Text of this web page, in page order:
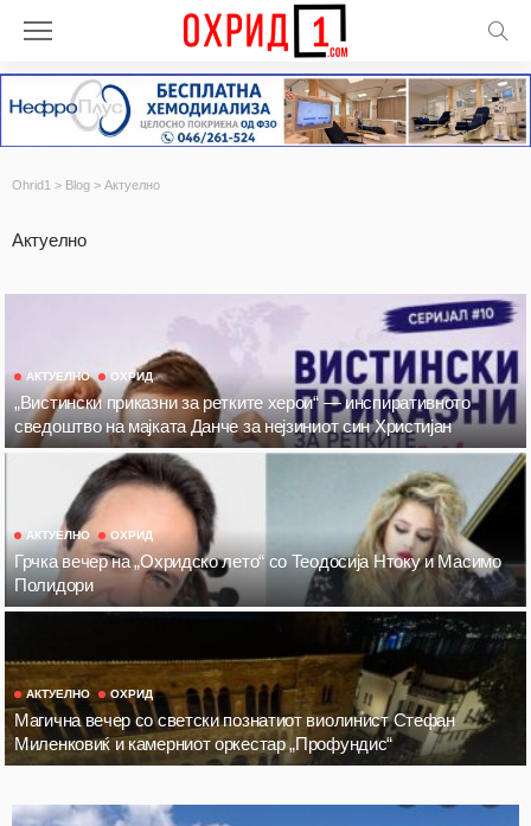
Ohrid1 > Blog > Актуелно
Актуелно
АКТУЕЛНО ОХРИД
„Вистински приказни за ретките херои“ — инспиративното
сведоштво на мајката Данче за нејзиниот син Христијан
АКТУЕЛНО ОХРИД
Грчка вечер на „Охридско лето“ со Теодосија Нтоку и Масимо
Полидори
АКТУЕЛНО ОХРИД
Магична вечер со светски познатиот виолинист Стефан
Миленковиќ и камерниот оркестар „Профундис“